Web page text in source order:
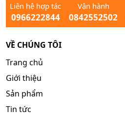
Liên hệ hợp tác
0966222844
Vận hành
0842552502
VỀ CHÚNG TÔI
Trang chủ
Giới thiệu
Sản phẩm
Tin tức